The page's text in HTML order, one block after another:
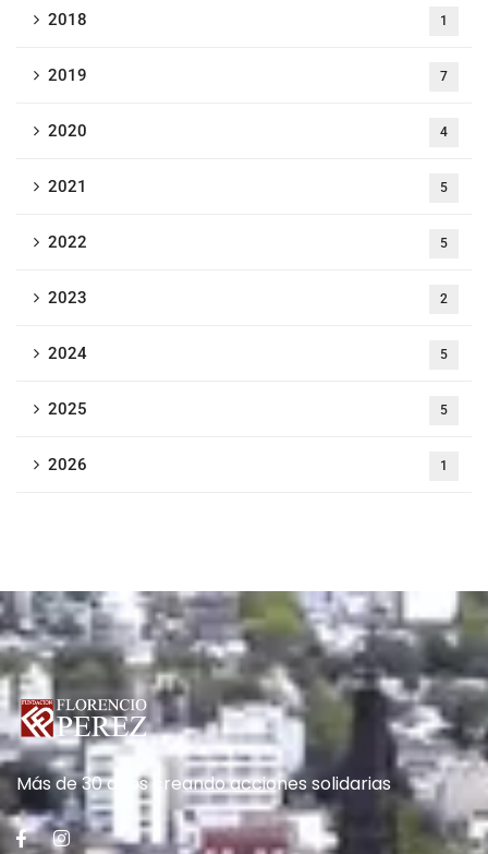
2018 1
2019 7
2020 4
2021 5
2022 5
2023 2
2024 5
2025 5
2026 1
Más de 30 años creando acciones solidarias